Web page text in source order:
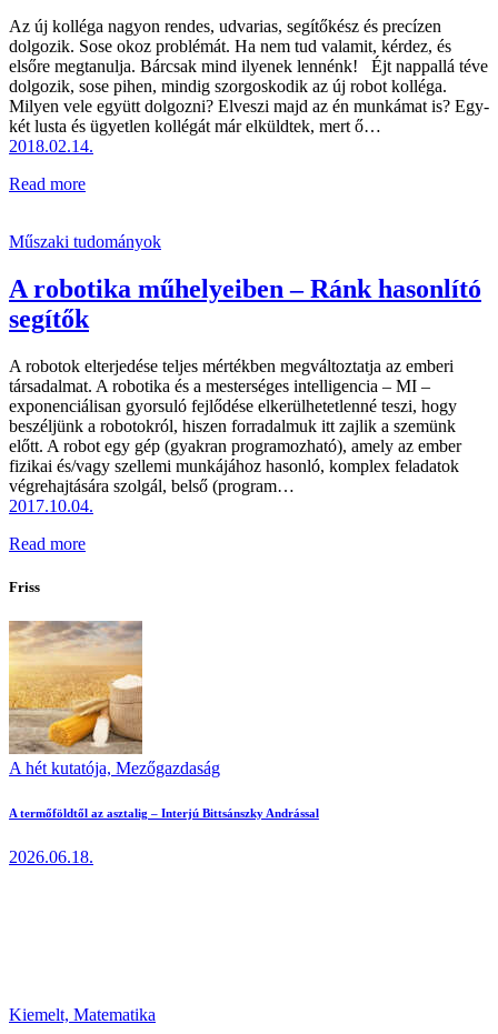
Az új kolléga nagyon rendes, udvarias, segítőkész és precízen
dolgozik. Sose okoz problémát. Ha nem tud valamit, kérdez, és
elsőre megtanulja. Bárcsak mind ilyenek lennénk! Éjt nappallá téve
dolgozik, sose pihen, mindig szorgoskodik az új robot kolléga.
Milyen vele együtt dolgozni? Elveszi majd az én munkámat is? Egy-
két lusta és ügyetlen kollégát már elküldtek, mert ő…
2018.02.14.
Read more
Műszaki tudományok
A robotika műhelyeiben – Ránk hasonlító
segítők
A robotok elterjedése teljes mértékben megváltoztatja az emberi
társadalmat. A robotika és a mesterséges intelligencia – MI –
exponenciálisan gyorsuló fejlődése elkerülhetetlenné teszi, hogy
beszéljünk a robotokról, hiszen forradalmuk itt zajlik a szemünk
előtt. A robot egy gép (gyakran programozható), amely az ember
fizikai és/vagy szellemi munkájához hasonló, komplex feladatok
végrehajtására szolgál, belső (program…
2017.10.04.
Read more
Friss
A hét kutatója, Mezőgazdaság
A termőföldtől az asztalig – Interjú Bittsánszky Andrással
2026.06.18.
Kiemelt, Matematika